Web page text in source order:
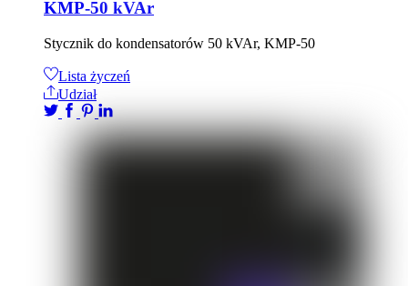
KMP-50 kVAr
Stycznik do kondensatorów 50 kVAr, KMP-50
Lista życzeń
Udział